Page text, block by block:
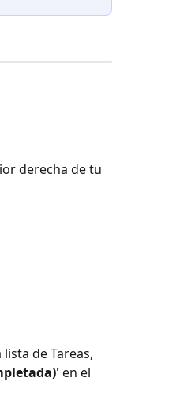
derecha de tu
de Tareas,
en el